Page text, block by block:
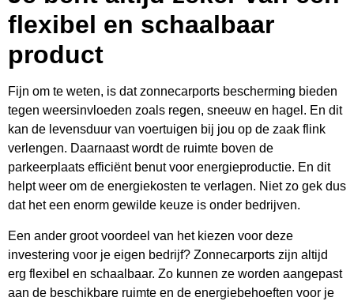
flexibel en schaalbaar
product
Fijn om te weten, is dat zonnecarports bescherming bieden
tegen weersinvloeden zoals regen, sneeuw en hagel. En dit
kan de levensduur van voertuigen bij jou op de zaak flink
verlengen. Daarnaast wordt de ruimte boven de
parkeerplaats efficiënt benut voor energieproductie. En dit
helpt weer om de energiekosten te verlagen. Niet zo gek dus
dat het een enorm gewilde keuze is onder bedrijven.
Een ander groot voordeel van het kiezen voor deze
investering voor je eigen bedrijf? Zonnecarports zijn altijd
erg flexibel en schaalbaar. Zo kunnen ze worden aangepast
aan de beschikbare ruimte en de energiebehoeften voor je